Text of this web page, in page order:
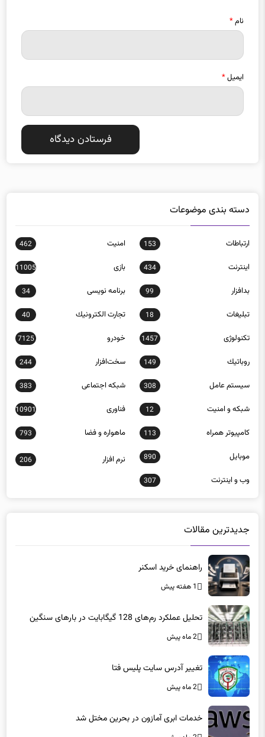
نام*
ایمیل*
دسته بندی موضوعات
ارتباطات 153 امنيت 462
اينترنت 434 بازی 11005
بدافزار 99 برنامه نويسی 34
تبلیغات 18 تجارت الكترونيك 40
تکنولوژی 1457 خودرو 7125
روباتيك 149 سخت‌افزار 244
سيستم عامل 308 شبكه اجتماعی 383
شبكه و امنيت 12 فناوری 10901
كامپيوتر همراه 113 ماهواره و فضا 793
موبايل 890 نرم افزار 206
وب و اينترنت 307
جدیدترین مقالات
راهنمای خرید اسکنر
1 هفته پیش
تحلیل عملکرد رم‌های 128 گیگابایت در بارهای سنگین
2 ماه پیش
تغییر آدرس سایت پلیس فتا
2 ماه پیش
خدمات ابری آمازون در بحرین مختل شد